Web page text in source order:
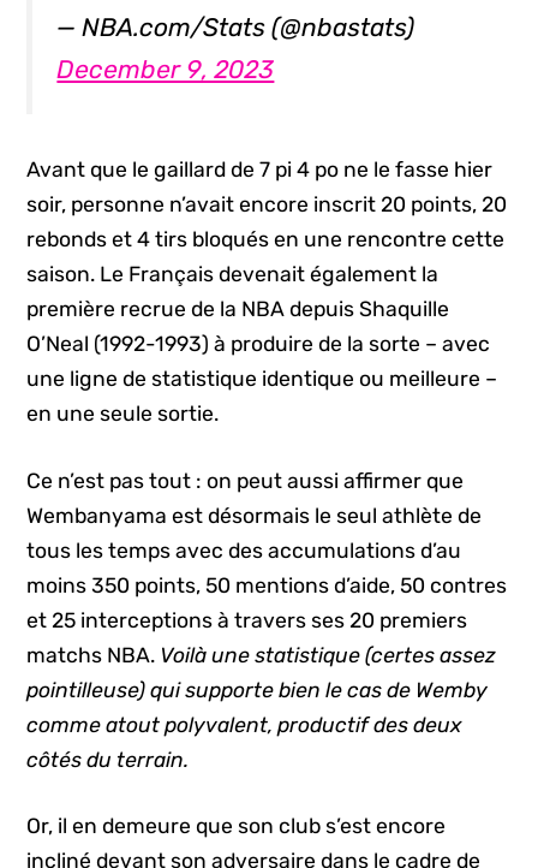
— NBA.com/Stats (@nbastats)
December 9, 2023
Avant que le gaillard de 7 pi 4 po ne le fasse hier
soir, personne n’avait encore inscrit 20 points, 20
rebonds et 4 tirs bloqués en une rencontre cette
saison. Le Français devenait également la
première recrue de la NBA depuis Shaquille
O’Neal (1992-1993) à produire de la sorte – avec
une ligne de statistique identique ou meilleure –
en une seule sortie.
Ce n’est pas tout : on peut aussi affirmer que
Wembanyama est désormais le seul athlète de
tous les temps avec des accumulations d’au
moins 350 points, 50 mentions d’aide, 50 contres
et 25 interceptions à travers ses 20 premiers
matchs NBA. Voilà une statistique (certes assez
pointilleuse) qui supporte bien le cas de Wemby
comme atout polyvalent, productif des deux
côtés du terrain.
Or, il en demeure que son club s’est encore
incliné devant son adversaire dans le cadre de